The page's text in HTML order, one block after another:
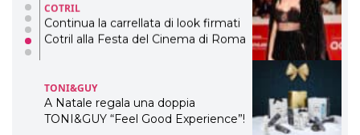
COTRIL
Continua la carrellata di look firmati
Cotril alla Festa del Cinema di Roma
TONI&GUY
A Natale regala una doppia
TONI&GUY “Feel Good Experience”!